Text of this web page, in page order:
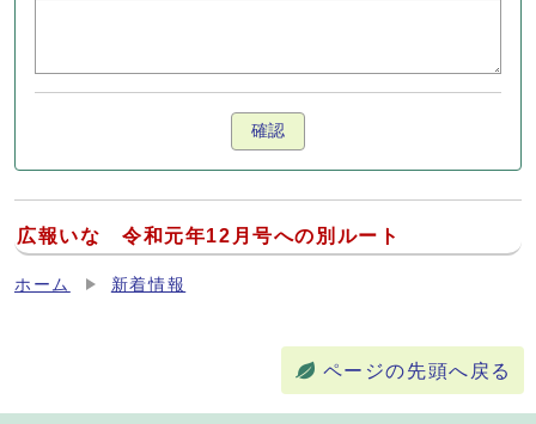
確認
広報いな 令和元年12月号への別ルート
ホーム 新着情報
ページの先頭へ戻る